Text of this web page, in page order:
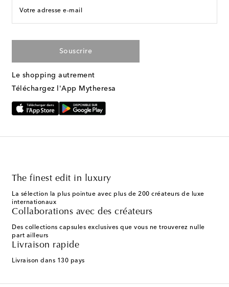
Votre adresse e-mail
Souscrire
Le shopping autrement
Téléchargez l'App Mytheresa
The finest edit in luxury
La sélection la plus pointue avec plus de 200 créateurs de luxe
internationaux
Collaborations avec des créateurs
Des collections capsules exclusives que vous ne trouverez nulle
part ailleurs
Livraison rapide
Livraison dans 130 pays